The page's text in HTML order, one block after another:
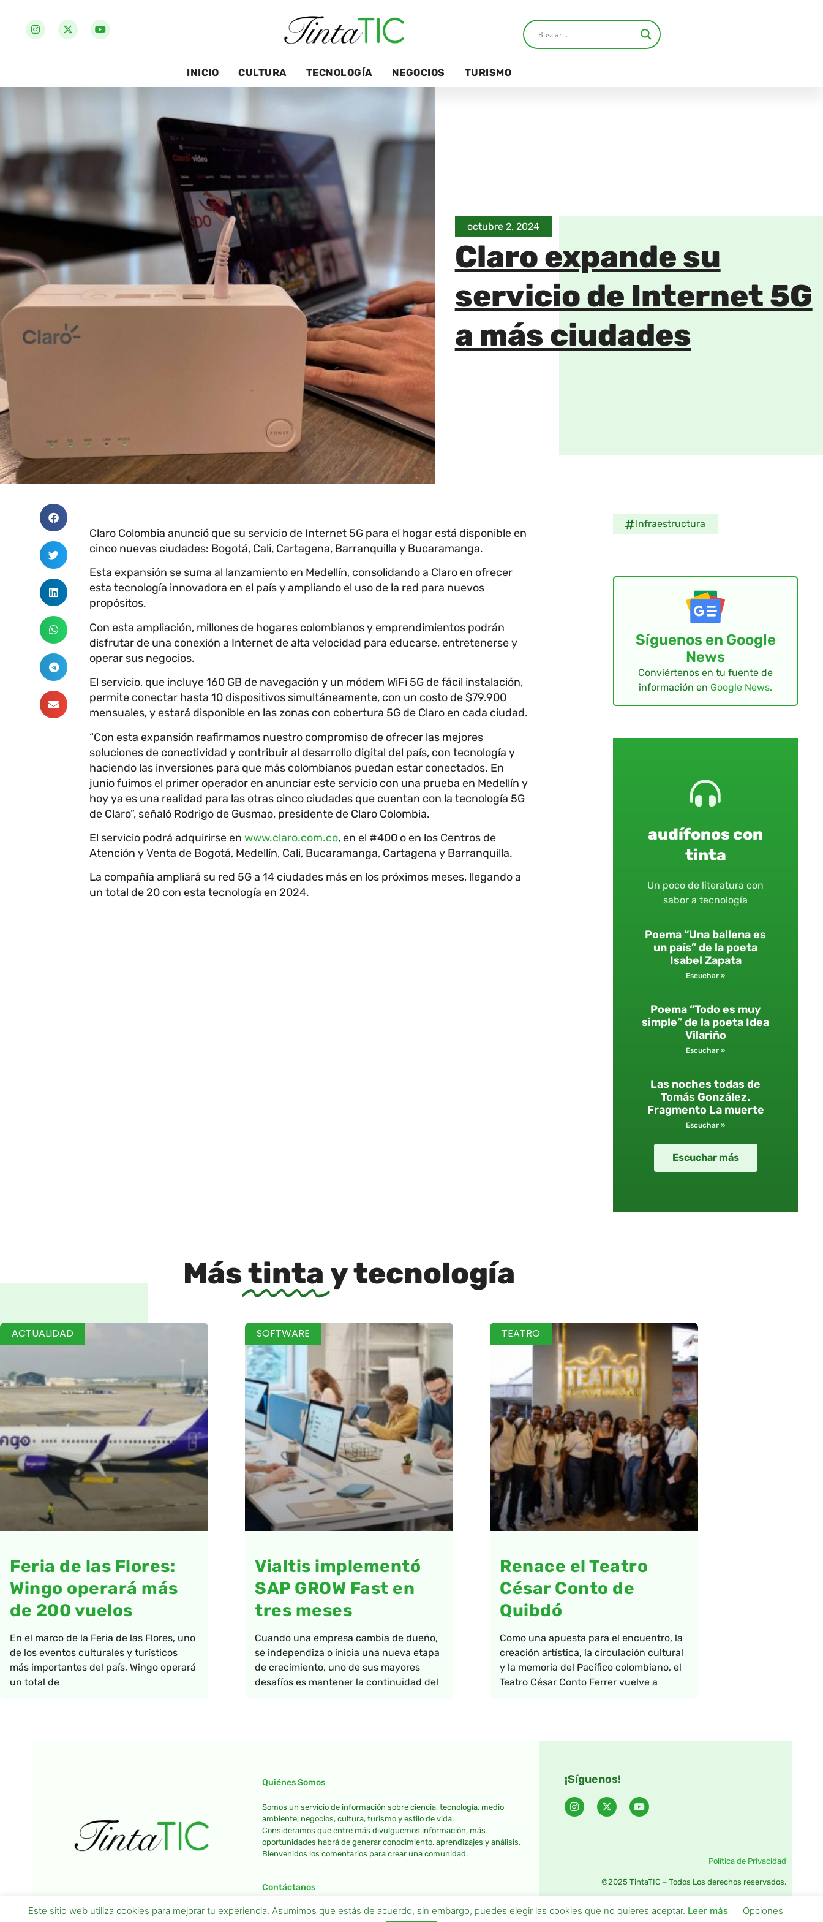
INICIO CULTURA TECNOLOGÍA NEGOCIOS TURISMO
octubre 2, 2024
Claro expande su
servicio de Internet 5G
a más ciudades
Claro Colombia anunció que su servicio de Internet 5G para el hogar está disponible en
cinco nuevas ciudades: Bogotá, Cali, Cartagena, Barranquilla y Bucaramanga.
Esta expansión se suma al lanzamiento en Medellín, consolidando a Claro en ofrecer
esta tecnología innovadora en el país y ampliando el uso de la red para nuevos
propósitos.
Con esta ampliación, millones de hogares colombianos y emprendimientos podrán
disfrutar de una conexión a Internet de alta velocidad para educarse, entretenerse y
operar sus negocios.
El servicio, que incluye 160 GB de navegación y un módem WiFi 5G de fácil instalación,
permite conectar hasta 10 dispositivos simultáneamente, con un costo de $79.900
mensuales, y estará disponible en las zonas con cobertura 5G de Claro en cada ciudad.
“Con esta expansión reafirmamos nuestro compromiso de ofrecer las mejores
soluciones de conectividad y contribuir al desarrollo digital del país, con tecnología y
haciendo las inversiones para que más colombianos puedan estar conectados. En
junio fuimos el primer operador en anunciar este servicio con una prueba en Medellín y
hoy ya es una realidad para las otras cinco ciudades que cuentan con la tecnología 5G
de Claro”, señaló Rodrigo de Gusmao, presidente de Claro Colombia.
El servicio podrá adquirirse en www.claro.com.co, en el #400 o en los Centros de
Atención y Venta de Bogotá, Medellín, Cali, Bucaramanga, Cartagena y Barranquilla.
La compañía ampliará su red 5G a 14 ciudades más en los próximos meses, llegando a
un total de 20 con esta tecnología en 2024.
Infraestructura
Síguenos en Google
News
Conviértenos en tu fuente de
información en Google News.
audífonos con
tinta
Un poco de literatura con
sabor a tecnología
Poema “Una ballena es
un país” de la poeta
Isabel Zapata
Escuchar »
Poema “Todo es muy
simple” de la poeta Idea
Vilariño
Escuchar »
Las noches todas de
Tomás González.
Fragmento La muerte
Escuchar »
Escuchar más
Mástinta y tecnología
ACTUALIDAD
Feria de las Flores:
Wingo operará más
de 200 vuelos
En el marco de la Feria de las Flores, uno
de los eventos culturales y turísticos
más importantes del país, Wingo operará
un total de
SOFTWARE
Vialtis implementó
SAP GROW Fast en
tres meses
Cuando una empresa cambia de dueño,
se independiza o inicia una nueva etapa
de crecimiento, uno de sus mayores
desafíos es mantener la continuidad del
TEATRO
Renace el Teatro
César Conto de
Quibdó
Como una apuesta para el encuentro, la
creación artística, la circulación cultural
y la memoria del Pacífico colombiano, el
Teatro César Conto Ferrer vuelve a
Quiénes Somos
Somos un servicio de información sobre ciencia, tecnología, medio
ambiente, negocios, cultura, turismo y estilo de vida.
Consideramos que entre más divulguemos información, más
oportunidades habrá de generar conocimiento, aprendizajes y análisis.
Bienvenidos los comentarios para crear una comunidad.
Contáctanos
¡Síguenos!
Política de Privacidad
©2025 TintaTIC – Todos Los derechos reservados.
Este sitio web utiliza cookies para mejorar tu experiencia. Asumimos que estás de acuerdo, sin embargo, puedes elegir las cookies que no quieres aceptar. Leer más Opciones